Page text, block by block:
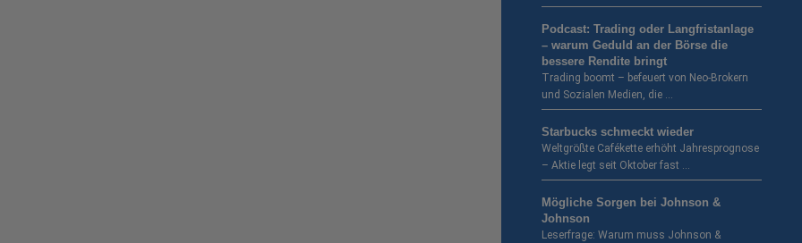
Podcast: Trading oder Langfristanlage
– warum Geduld an der Börse die
bessere Rendite bringt
Trading boomt – befeuert von Neo-Brokern
und Sozialen Medien, die …
Starbucks schmeckt wieder
Weltgrößte Cafékette erhöht Jahresprognose
– Aktie legt seit Oktober fast …
Mögliche Sorgen bei Johnson &
Johnson
Leserfrage: Warum muss Johnson &